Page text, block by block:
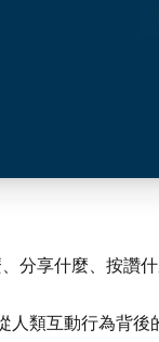
分享什麼、按讚
類互動行為背